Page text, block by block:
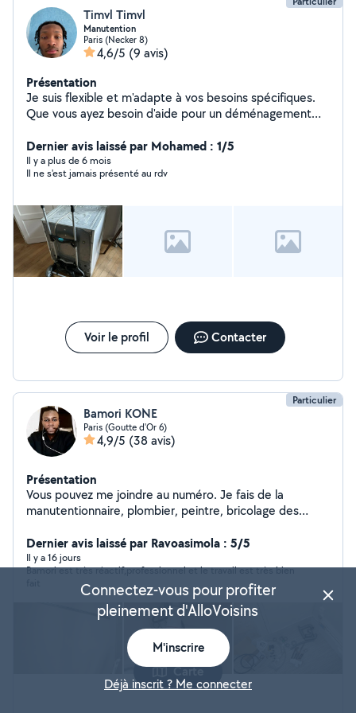
Timvl Timvl
Manutention
Paris (Necker 8)
4,6/5 (9 avis)
Présentation
Je suis flexible et m'adapte à vos besoins spécifiques.
Que vous ayez besoin d'aide pour un déménagement
je suis là pour vous aider en toute simplicité.
Dernier avis laissé par Mohamed : 1/5
Il y a plus de 6 mois
Il ne s'est jamais présenté au rdv
Voir le profil Contacter
Particulier
Bamori KONE
Paris (Goutte d'Or 6)
4,9/5 (38 avis)
Présentation
Vous pouvez me joindre au numéro. Je fais de la
manutentionnaire, plombier, peintre, bricolage des
de terace, ménage, jardinerie, ouverture des portes
bloqué
Dernier avis laissé par Ravoasimola : 5/5
Il y a 16 jours
Bamori est très réactif,professionnel et le travail est très bien
Carte
Connectez-vous pour profiter
pleinement d'AlloVoisins
M'inscrire
Déjà inscrit ? Me connecter